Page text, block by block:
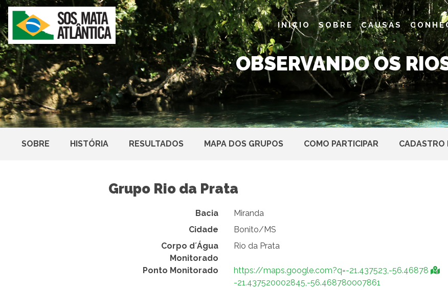
INÍCIO SOBRE CAUSAS
OBSERVANDO OS
SOBRE HISTÓRIA RESULTADOS MAPA DOS GRUPOS COMO PARTICIPAR CADASTRO
Grupo Rio da Prata
Bacia
Miranda
Cidade
Bonito/MS
Corpo d´Água
Monitorado
Rio da Prata
Ponto Monitorado
https://maps.google.com?q=-21.437523,-56.46878
-21.437520002845,-56.468780007861